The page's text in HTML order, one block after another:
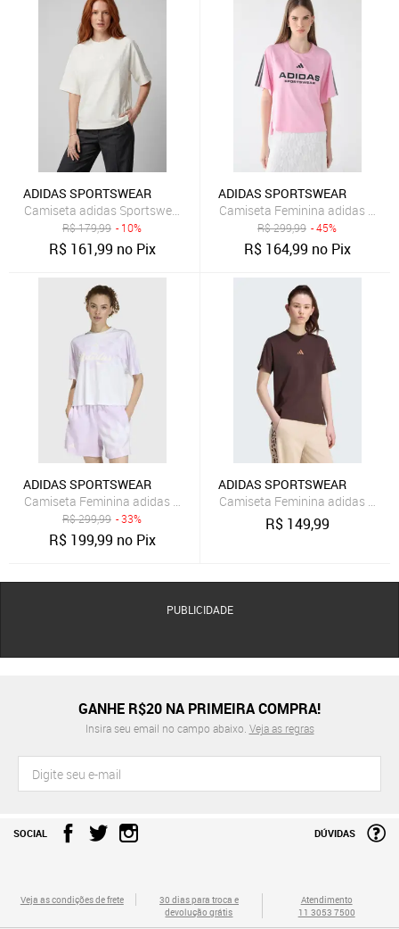
ADIDAS SPORTSWEAR
Camiseta adidas Sportswear Future Icons Branca
R$179,99 - 10%
R$ 161,99 no Pix
ADIDAS SPORTSWEAR
Camiseta Feminina adidas
R$299,99 - 45%
R$ 164,99 no Pix
ADIDAS SPORTSWEAR
Camiseta Feminina adidas Sportswear Manga Curta Branca
R$299,99 - 33%
R$ 199,99 no Pix
ADIDAS SPORTSWEAR
Camiseta Feminina adidas
R$ 149,99
PUBLICIDADE
GANHE R$20 NA PRIMEIRA COMPRA!
Insira seu email no campo abaixo. Veja as regras
SOCIAL DÚVIDAS
Veja as condições de frete
30 dias para troca e
devolução grátis
Atendimento
11 3053 7500